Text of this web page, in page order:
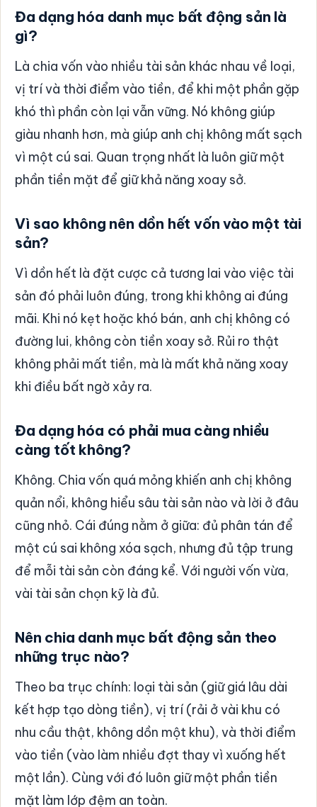
Đa dạng hóa danh mục bất động sản là
gì?
Là chia vốn vào nhiều tài sản khác nhau về loại,
vị trí và thời điểm vào tiền, để khi một phần gặp
khó thì phần còn lại vẫn vững. Nó không giúp
giàu nhanh hơn, mà giúp anh chị không mất sạch
vì một cú sai. Quan trọng nhất là luôn giữ một
phần tiền mặt để giữ khả năng xoay sở.
Vì sao không nên dồn hết vốn vào một tài
sản?
Vì dồn hết là đặt cược cả tương lai vào việc tài
sản đó phải luôn đúng, trong khi không ai đúng
mãi. Khi nó kẹt hoặc khó bán, anh chị không có
đường lui, không còn tiền xoay sở. Rủi ro thật
không phải mất tiền, mà là mất khả năng xoay
khi điều bất ngờ xảy ra.
Đa dạng hóa có phải mua càng nhiều
càng tốt không?
Không. Chia vốn quá mỏng khiến anh chị không
quản nổi, không hiểu sâu tài sản nào và lời ở đâu
cũng nhỏ. Cái đúng nằm ở giữa: đủ phân tán để
một cú sai không xóa sạch, nhưng đủ tập trung
để mỗi tài sản còn đáng kể. Với người vốn vừa,
vài tài sản chọn kỹ là đủ.
Nên chia danh mục bất động sản theo
những trục nào?
Theo ba trục chính: loại tài sản (giữ giá lâu dài
kết hợp tạo dòng tiền), vị trí (rải ở vài khu có
nhu cầu thật, không dồn một khu), và thời điểm
vào tiền (vào làm nhiều đợt thay vì xuống hết
một lần). Cùng với đó luôn giữ một phần tiền
mặt làm lớp đệm an toàn.